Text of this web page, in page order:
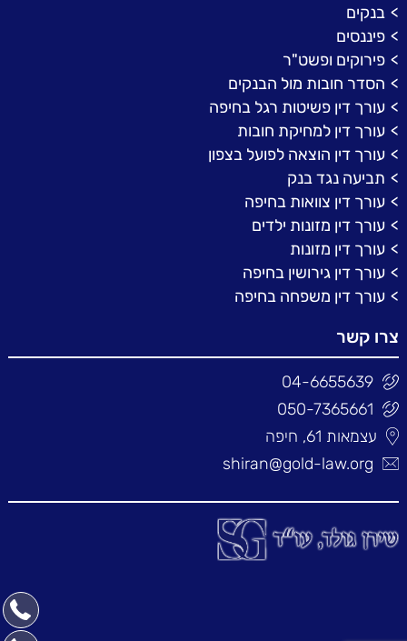
בנקים
פיננסים
פירוקים ופשט"ר
הסדר חובות מול הבנקים
עורך דין פשיטות רגל בחיפה
עורך דין למחיקת חובות
עורך דין הוצאה לפועל בצפון
תביעה נגד בנק
עורך דין צוואות בחיפה
עורך דין מזונות ילדים
עורך דין מזונות
עורך דין גירושין בחיפה
עורך דין משפחה בחיפה
צרו קשר
04-6655639
050-7365661
עצמאות 61, חיפה
shiran@gold-law.org